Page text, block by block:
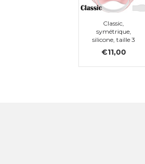
Classic,
symétrique,
silicone, taille 3
€11,00